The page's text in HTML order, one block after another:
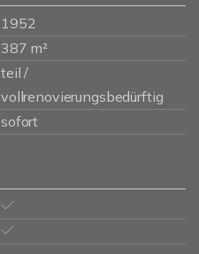
1952
387 m²
teil /
vollrenovierungsbedürftig
sofort